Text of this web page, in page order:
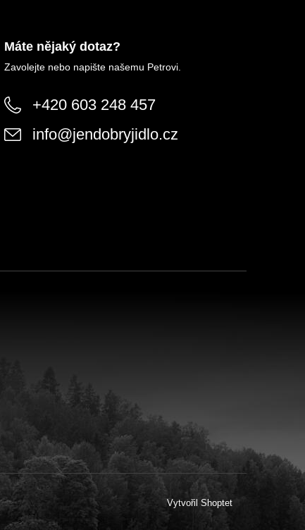
Máte nějaký dotaz?
Zavolejte nebo napište našemu Petrovi.
+420 603 248 457
info@jendobryjidlo.cz
Vytvořil Shoptet